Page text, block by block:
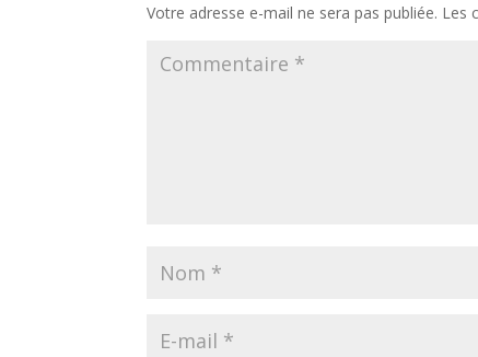
Votre adresse e-mail ne sera pas publiée. Les